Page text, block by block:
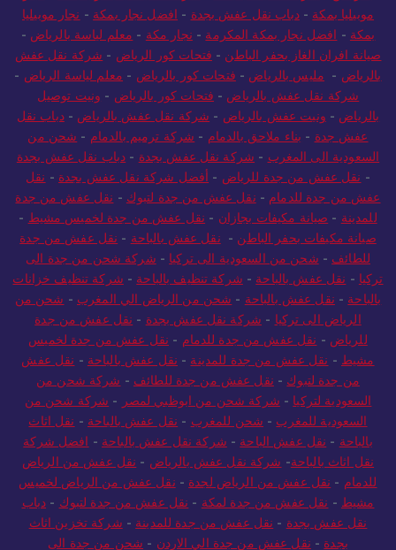
بالرياض
-شركة تنظيف بالباحة -شركة تنظيف بالبخار بالباحة -نجار
موبيليا بمكة -دباب نقل عفش بجدة-افضل نجار بمكة- نجار موبيليا
بمكة - افضل نجار بمكة المكرمة-نجار مكة -معلم لياسة بالرياض -
صيانة افران الغاز بحفر الباطن-فتحات كور الرياض - شركة نقل عفش
بالرياض- مليس بالرياض -فتحات كور بالرياض -معلم لياسة الرياض
شركة نقل عفش بالرياض
- فتحات كور بالرياض -
ونيت توصيل
بالرياض
-ونيت عفش بالرياض- شركة نقل عفش بالرياض -دباب نقل
عفش جدة
-بناء ملاحق بالدمام- شركة ترميم بالدمام-
شحن من
السعودية الى المغرب-شركة نقل عفش بجدة-دباب نقل عفش بجدة
-نقل عفش من جدة للرياض- أفضل شركة نقل عفش بجدة - نقل
عفش من جدة للدمام- نقل عفش من جدة لتبوك- نقل عفش من جدة
للمدينة- صيانة مكيفات بجازان- نقل عفش من جدة لخميس مشيط-
صيانة مكيفات بحفر الباطن- نقل عفش بالباحة-نقل عفش من جدة
للطائف -شحن من السعودية الى تركيا - شركة شحن من جدة الى
تركيا- نقل عفش بالباحة- شركة تنظيف بالباحة-
شركة تنظيف خزانات
بالباحة
-نقل عفش بالباحة -شحن من الرياض الي المغرب - شحن من
الرياض الى تركيا- شركة نقل عفش بجدة - نقل عفش من جدة
للرياض - نقل عفش من جدة للدمام - نقل عفش من جدة لخميس
مشيط -نقل عفش من جدة للمدينة-نقل عفش بالباحة - نقل عفش
من جدة لتبوك-نقل عفش من جدة للطائف
شركة شحن من
السعودية لتركيا
- شركة شحن من ابوظبي لمصر - شركة شحن من
السعودية للمغرب
- شحن للمغرب- نقل عفش بالباحة -نقل اثاث
بالباحة- نقل عفش الباحة- شركة نقل عفش بالباحة- افضل شركة
نقل اثاث بالباحة- شركة نقل عفش بالرياض-نقل عفش من الرياض
للدمام - نقل عفش من الرياض لجدة -نقل عفش من الرياض لخميس
مشيط- نقل عفش من جدة لمكة - نقل عفش من جدة لتبوك-دباب
نقل عفش بجدة - نقل عفش من جدة للمدينة - شركة تخزين اثاث